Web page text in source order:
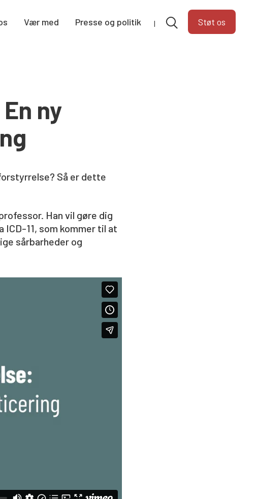
Vær med Presse og politik Støt os
ny
Så er dette
Han vil gøre dig
11, som kommer til at
sårbarheder og